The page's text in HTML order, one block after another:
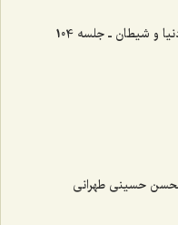
و شیطان ـ جلسه 104
حسینی طهرانی